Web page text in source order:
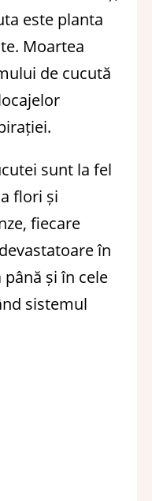
este planta
Moartea
de cucută
sunt la fel
flori și
fiecare
în
și în cele
sistemul